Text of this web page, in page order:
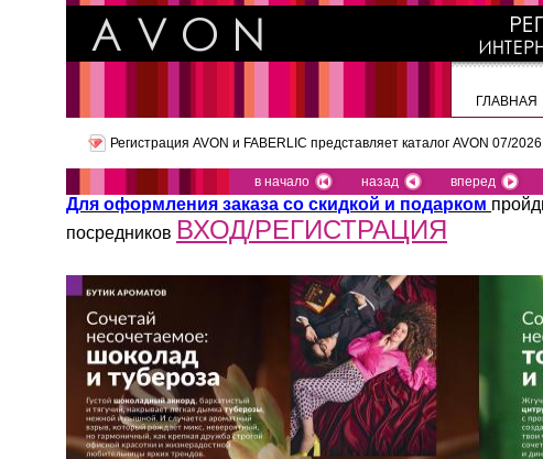
ГЛАВНАЯ
Регистрация AVON и FABERLIC представляет каталог AVON 07/2026
в начало назад вперед
Для оформления заказа со скидкой и подарком
посредников ВХОД/РЕГИСТРАЦИЯ